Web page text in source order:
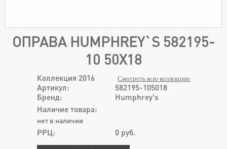
ОПРАВА HUMPHREY`S 582195-
10 50Х18
Коллекция 2016 Смотреть всю коллекцию
Артикул:
582195-105018
Бренд:
Humphrey's
Наличие товара:
нет в наличии
РРЦ: 0 руб.